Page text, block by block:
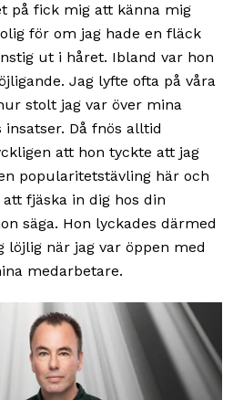
på fick mig att känna mig
för om jag hade en fläck
ut i håret. Ibland var hon
Jag lyfte ofta på våra
stolt jag var över mina
Då fnös alltid
att hon tyckte att jag
popularitetstävling här och
fjäska in dig hos din
säga. Hon lyckades därmed
löjlig när jag var öppen med
medarbetare.